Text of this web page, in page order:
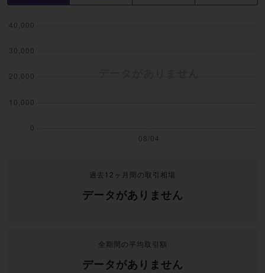
過去12ヶ月間の取引相場
データがありません
全期間の平均取引額
データがありません